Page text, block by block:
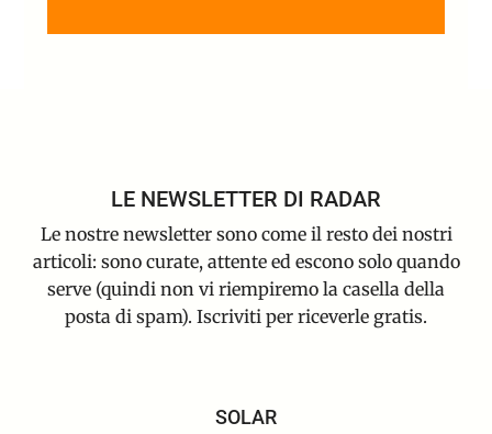
LE NEWSLETTER DI RADAR
Le nostre newsletter sono come il resto dei nostri
articoli: sono curate, attente ed escono solo quando
serve (quindi non vi riempiremo la casella della
posta di spam). Iscriviti per riceverle gratis.
SOLAR